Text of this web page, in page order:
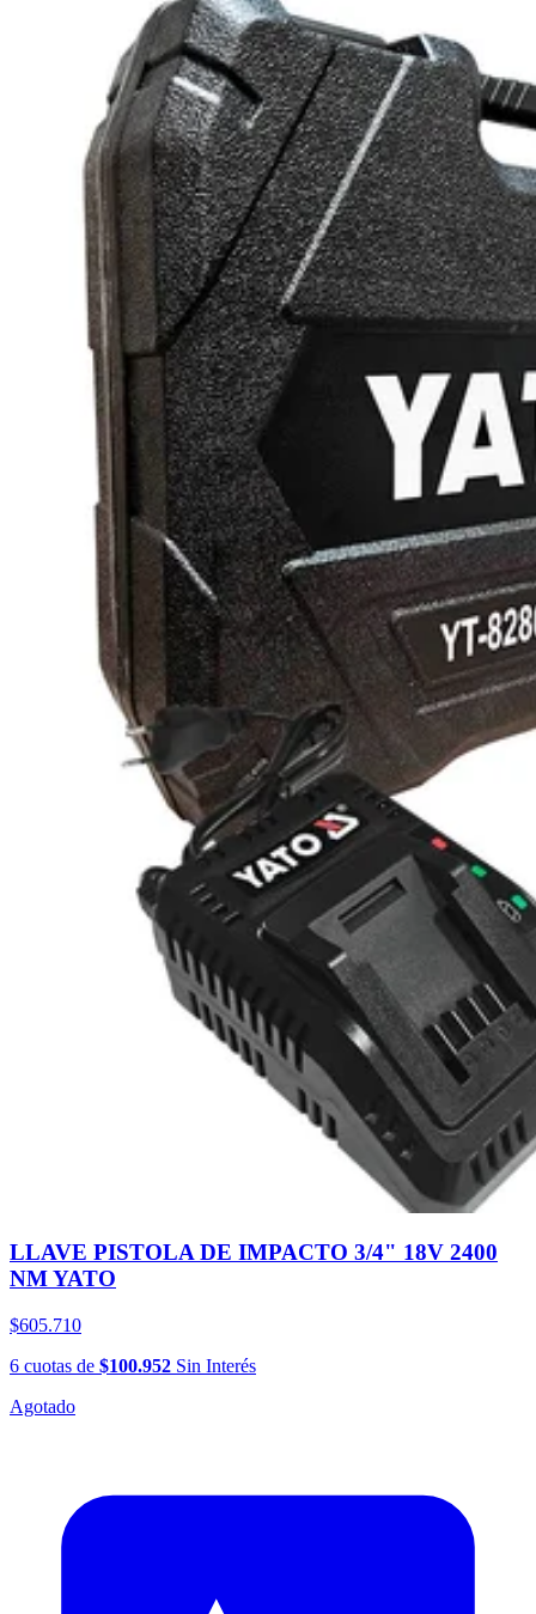
LLAVE PISTOLA DE IMPACTO 3/4" 18V 2400
NM YATO
$605.710
6 cuotas de $100.952 Sin Interés
Agotado